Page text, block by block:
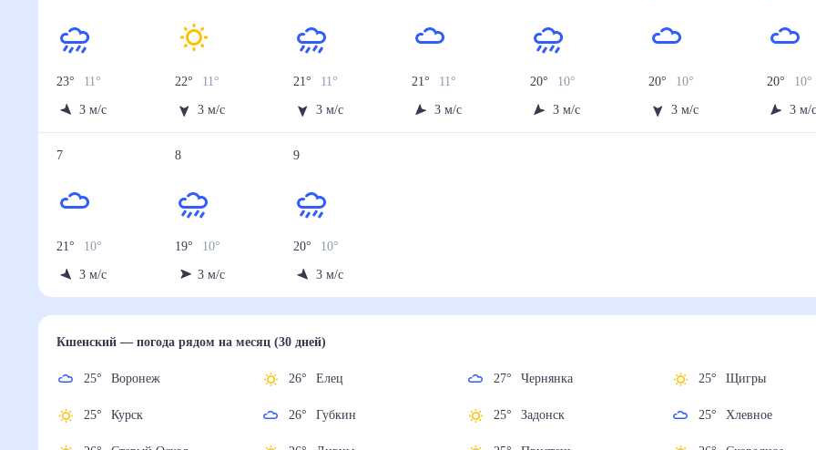
23° 11°
3 м/с
22° 11°
3 м/с
21° 11°
3 м/с
21° 11°
3 м/с
20° 10°
3 м/с
20° 10°
3 м/с
20° 10°
3 м/
7
21° 10°
3 м/с
8
19° 10°
3 м/с
9
20° 10°
3 м/с
Кшенский— погода рядомна месяц (30 дней)
25° Воронеж
25° Курск
26° Елец
26° Губкин
27° Чернянка
25° Задонск
25° Щигры
25° Хлевное